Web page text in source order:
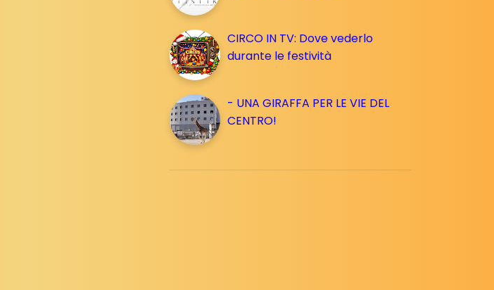
CIRCO IN TV: Dove vederlo
durante le festività
- UNA GIRAFFA PER LE VIE DEL
CENTRO!